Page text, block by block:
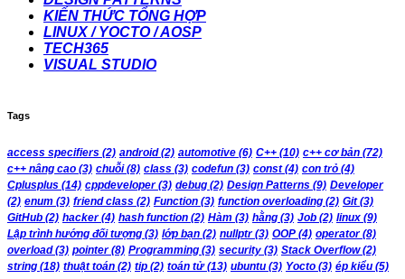
KIẾN THỨC TỔNG HỢP
LINUX / YOCTO / AOSP
TECH365
VISUAL STUDIO
Tags
access specifiers (2) android(2) automotive (6) C++ (10) c++ cơ bản (72)
c++ nâng cao (3) chuỗi(8) class (3) codefun (3) const(4) con trỏ (4)
Cplusplus (14) cppdeveloper(3) debug (2) Design Patterns (9) Developer
(2) enum (3) friend class (2) Function (3) function overloading (2) Git(3)
GitHub (2) hacker(4) hash function (2) Hàm (3) hằng (3) Job (2) linux (9)
Lập trình hướng đối tượng (3) lớp bạn (2) nullptr(3) OOP (4) operator(8)
overload(3) pointer(8) Programming (3) security (3) Stack Overflow(2)
string (18) thuật toán (2) tip (2) toán tử(13) ubuntu (3) Yocto (3) ép kiểu (5)